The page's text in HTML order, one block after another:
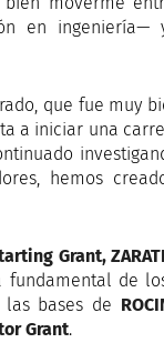
en ingeniería—
que fue muy
a iniciar una
hemos
Grant,
de
bases de
Grant.